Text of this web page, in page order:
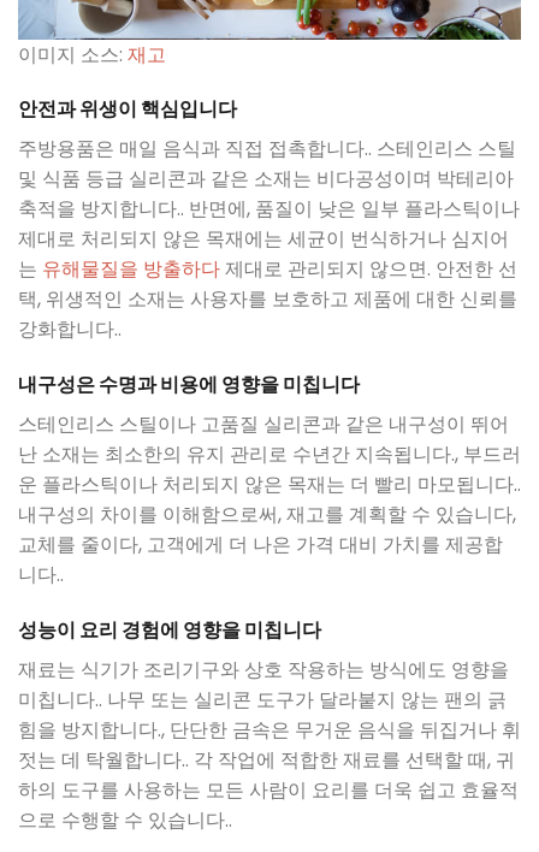
이미지 소스: 재고
안전과 위생이 핵심입니다
주방용품은 매일 음식과 직접 접촉합니다.. 스테인리스 스틸
및 식품 등급 실리콘과 같은 소재는 비다공성이며 박테리아
축적을 방지합니다.. 반면에, 품질이 낮은 일부 플라스틱이나
제대로 처리되지 않은 목재에는 세균이 번식하거나 심지어
는 유해물질을 방출하다제대로 관리되지 않으면. 안전한 선
택, 위생적인 소재는 사용자를 보호하고 제품에 대한 신뢰를
강화합니다..
내구성은 수명과 비용에 영향을 미칩니다
스테인리스 스틸이나 고품질 실리콘과 같은 내구성이 뛰어
난 소재는 최소한의 유지 관리로 수년간 지속됩니다., 부드러
운 플라스틱이나 처리되지 않은 목재는 더 빨리 마모됩니다..
내구성의 차이를 이해함으로써, 재고를 계획할 수 있습니다,
교체를 줄이다, 고객에게 더 나은 가격 대비 가치를 제공합
니다..
성능이 요리 경험에 영향을 미칩니다
재료는 식기가 조리기구와 상호 작용하는 방식에도 영향을
미칩니다.. 나무 또는 실리콘 도구가 달라붙지 않는 팬의 긁
힘을 방지합니다., 단단한 금속은 무거운 음식을 뒤집거나 휘
젓는 데 탁월합니다.. 각 작업에 적합한 재료를 선택할 때, 귀
하의 도구를 사용하는 모든 사람이 요리를 더욱 쉽고 효율적
으로 수행할 수 있습니다..